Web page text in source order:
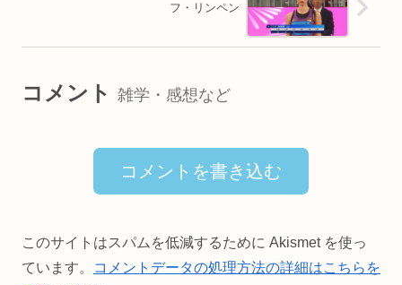
フ・リンペン
コメント 雑学・感想など
コメントを書き込む
このサイトはスパムを低減するために Akismet を使っ
ています。
コメントデータの処理方法の詳細はこちらを